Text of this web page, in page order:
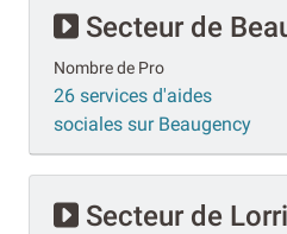
Secteur de
Nombre de Pro
26 services d'aides
sociales sur Beaugency
Secteur de